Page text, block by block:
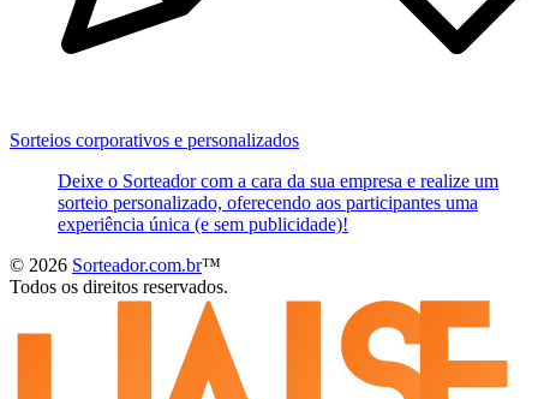
Sorteios corporativos e personalizados
Deixe o Sorteador com a cara da sua empresa e realize um
sorteio personalizado, oferecendo aos participantes uma
experiência única (e sem publicidade)!
© 2026 Sorteador.com.br™
Todos os direitos reservados.